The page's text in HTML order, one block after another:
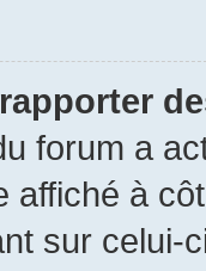
forum a
affiché à
sur